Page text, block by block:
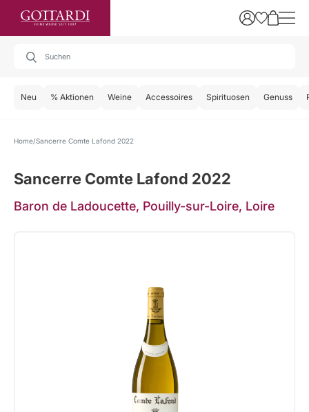
Neu % Aktionen Weine Accessoires Spirituosen Genuss
Home Sancerre Comte Lafond 2022
Sancerre Comte Lafond 2022
Baron de Ladoucette, Pouilly-sur-Loire, Loire